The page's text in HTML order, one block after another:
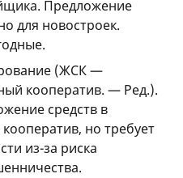
Предложение
для новостроек.
(ЖСК —
кооператив. — Ред.).
средств в
но требует
из-за риска